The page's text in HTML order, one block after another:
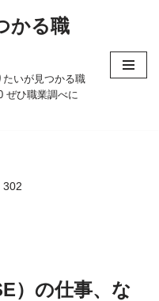
かる職
いが見つかる職
ぜひ職業調べに
302
）の仕事、な